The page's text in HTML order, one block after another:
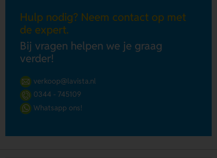
Hulp nodig? Neem contact op met
de expert.
Bij vragen helpen we je graag
verder!
verkoop@lavista.nl
0344 - 745109
Whatsapp ons!